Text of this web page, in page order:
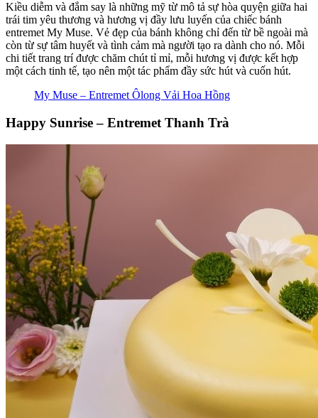
Kiều diễm và đắm say là những mỹ từ mô tả sự hòa quyện giữa hai
trái tim yêu thương và hương vị đầy lưu luyến của chiếc bánh
entremet My Muse. Vẻ đẹp của bánh không chỉ đến từ bề ngoài mà
còn từ sự tâm huyết và tình cảm mà người tạo ra dành cho nó. Mỗi
chi tiết trang trí được chăm chút tỉ mỉ, mỗi hương vị được kết hợp
một cách tinh tế, tạo nên một tác phẩm đầy sức hút và cuốn hút.
My Muse – Entremet Ôlong Vải Hoa Hồng
Happy Sunrise – Entremet Thanh Trà